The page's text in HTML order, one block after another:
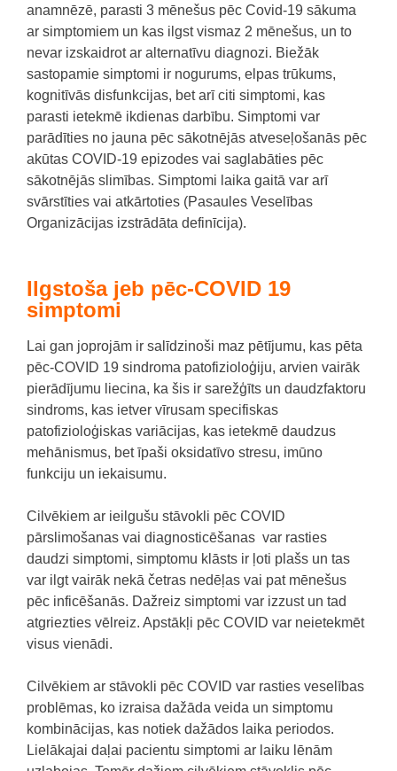
anamnēzē, parasti 3 mēnešus pēc Covid-19 sākuma
ar simptomiem un kas ilgst vismaz 2 mēnešus, un to
nevar izskaidrot ar alternatīvu diagnozi. Biežāk
sastopamie simptomi ir nogurums, elpas trūkums,
kognitīvās disfunkcijas, bet arī citi simptomi, kas
parasti ietekmē ikdienas darbību. Simptomi var
parādīties no jauna pēc sākotnējās atveseļošanās pēc
akūtas COVID-19 epizodes vai saglabāties pēc
sākotnējās slimības. Simptomi laika gaitā var arī
svārstīties vai atkārtoties (Pasaules Veselības
Organizācijas izstrādāta definīcija).
Ilgstoša jeb pēc-COVID 19
simptomi
Lai gan joprojām ir salīdzinoši maz pētījumu, kas pēta
pēc-COVID 19 sindroma patofizioloģiju, arvien vairāk
pierādījumu liecina, ka šis ir sarežģīts un daudzfaktoru
sindroms, kas ietver vīrusam specifiskas
patofizioloģiskas variācijas, kas ietekmē daudzus
mehānismus, bet īpaši oksidatīvo stresu, imūno
funkciju un iekaisumu.
Cilvēkiem ar ieilgušu stāvokli pēc COVID
pārslimošanas vai diagnosticēšanas var rasties
daudzi simptomi, simptomu klāsts ir ļoti plašs un tas
var ilgt vairāk nekā četras nedēļas vai pat mēnešus
pēc inficēšanās. Dažreiz simptomi var izzust un tad
atgriezties vēlreiz. Apstākļi pēc COVID var neietekmēt
visus vienādi.
Cilvēkiem ar stāvokli pēc COVID var rasties veselības
problēmas, ko izraisa dažāda veida un simptomu
kombinācijas, kas notiek dažādos laika periodos.
Lielākajai daļai pacientu simptomi ar laiku lēnām